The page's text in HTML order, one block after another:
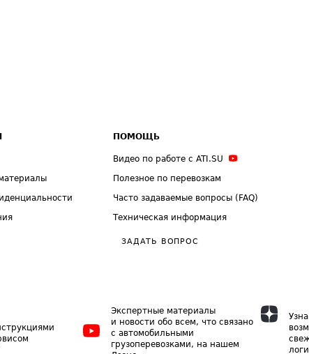
ПОМОЩЬ
Видео по работе с ATI.SU
Полезное по перевозкам
Часто задаваемые вопросы (FAQ)
Техническая информация
ЗАДАТЬ ВОПРОС
Экспертные материалы
и новости обо всем, что связано
с автомобильными
грузоперевозками, на нашем